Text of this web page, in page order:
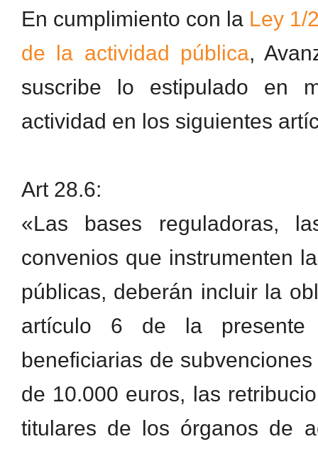
En cumplimiento con la Ley 1/
de la actividad pública,
suscribe lo estipulado en
actividad en los siguientes
Art 28.6:
«Las bases reguladoras,
convenios que instrumenten
públicas, deberán incluir la
artículo 6 de la presente
beneficiarias de
de 10.000 euros, las
titulares de los órganos de